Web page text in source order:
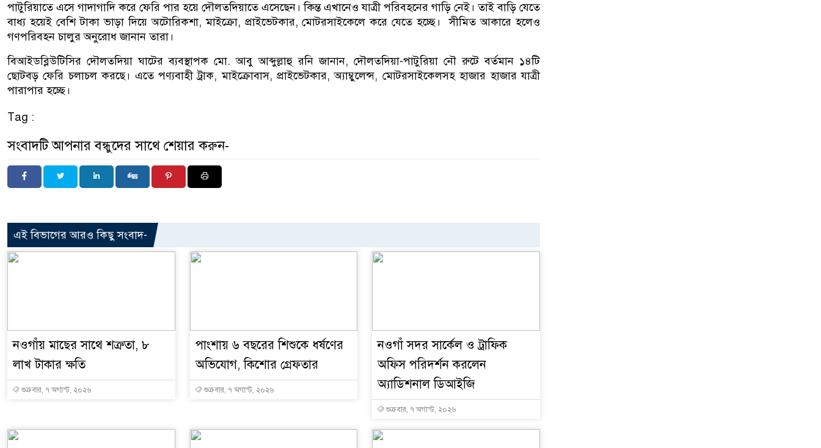
পাটুরিয়াতে এসে গাদাগাদি করে ফেরি পার হয়ে দৌলতদিয়াতে এসেছেন। কিন্ত এখানেও যাত্রী পরিবহনের গাড়ি নেই। তাই বাড়ি যেতে
বাধ্য হয়েই বেশি টাকা ভাড়া দিয়ে অটোরিকশা, মাইক্রো, প্রাইভেটকার, মোটরসাইকেলে করে যেতে হচ্ছে। সীমিত আকারে হলেও
গণপরিবহন চালুর অনুরোধ জানান তারা।
বিআইডব্লিউটিসির দৌলতদিয়া ঘাটের ব্যবস্থাপক মো. আবু আব্দুল্লাহু রনি জানান, দৌলতদিয়া-পাটুরিয়া নৌ রুটে বর্তমান ১৪টি
ছোটবড় ফেরি চলাচল করছে। এতে পণ্যবাহী ট্রাক, মাইক্রোবাস, প্রাইভেটকার, অ্যাম্বুলেন্স, মোটরসাইকেলসহ হাজার হাজার যাত্রী
পারাপার হচ্ছে।
Tag :
সংবাদটি আপনার বন্ধুদের সাথে শেয়ার করুন-
এই বিভাগের আরও কিছু সংবাদ-
নওগাঁয় মাছের সাথে শত্রুতা, ৮
লাখ টাকার ক্ষতি
শুক্রবার, ৭ অগাস্ট, ২০২৬
পাংশায় ৬ বছরের শিশুকে ধর্ষণের
অভিযোগ, কিশোর গ্রেফতার
শুক্রবার, ৭ অগাস্ট, ২০২৬
নওগাঁ সদর সার্কেল ও ট্রাফিক
অফিস পরিদর্শন করলেন
অ্যাডিশনাল ডিআইজি
শুক্রবার, ৭ অগাস্ট, ২০২৬